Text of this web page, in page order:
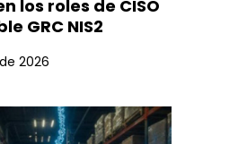
los roles de CISO
GRC NIS2
2026